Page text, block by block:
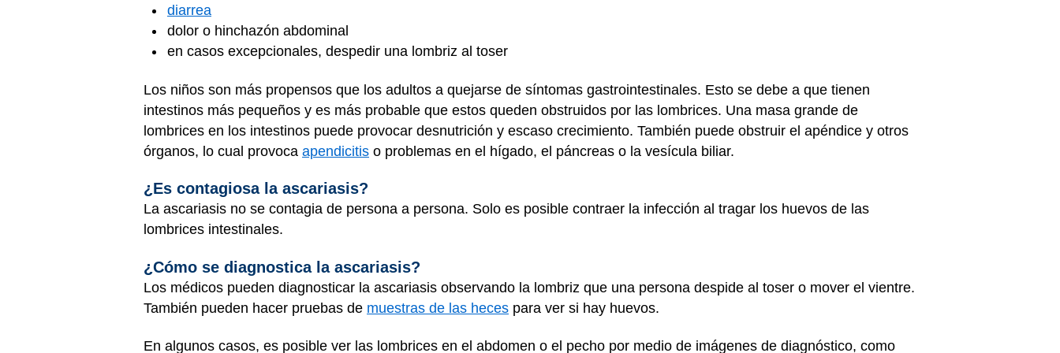
diarrea
dolor o hinchazón abdominal
en casos excepcionales, despedir una lombriz al toser
Los niños son más propensos que los adultos a quejarse de síntomas gastrointestinales. Esto se debe a que tienen
intestinos más pequeños y es más probable que estos queden obstruidos por las lombrices. Una masa grande de
lombrices en los intestinos puede provocar desnutrición y escaso crecimiento. También puede obstruir el apéndice y otros
órganos, lo cual provoca apendicitis o problemas en el hígado, el páncreas o la vesícula biliar.
¿Es contagiosa la ascariasis?
La ascariasis no se contagia de persona a persona. Solo es posible contraer la infección al tragar los huevos de las
lombrices intestinales.
¿Cómo se diagnostica la ascariasis?
Los médicos pueden diagnosticar la ascariasis observando la lombriz que una persona despide al toser o mover el vientre.
También pueden hacer pruebas de muestras de las heces para ver si hay huevos.
En algunos casos, es posible ver las lombrices en el abdomen o el pecho por medio de imágenes de diagnóstico, como